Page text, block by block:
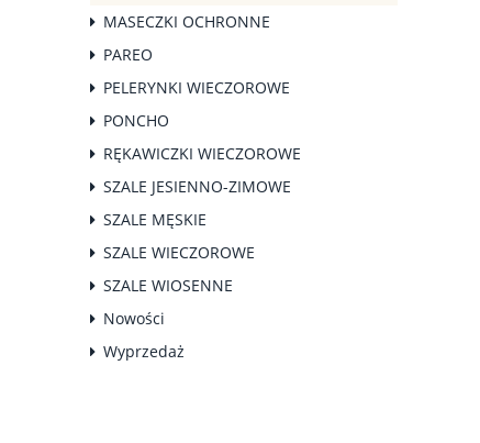
MASECZKI OCHRONNE
PAREO
PELERYNKI WIECZOROWE
PONCHO
RĘKAWICZKI WIECZOROWE
SZALE JESIENNO-ZIMOWE
SZALE MĘSKIE
SZALE WIECZOROWE
SZALE WIOSENNE
Nowości
Wyprzedaż